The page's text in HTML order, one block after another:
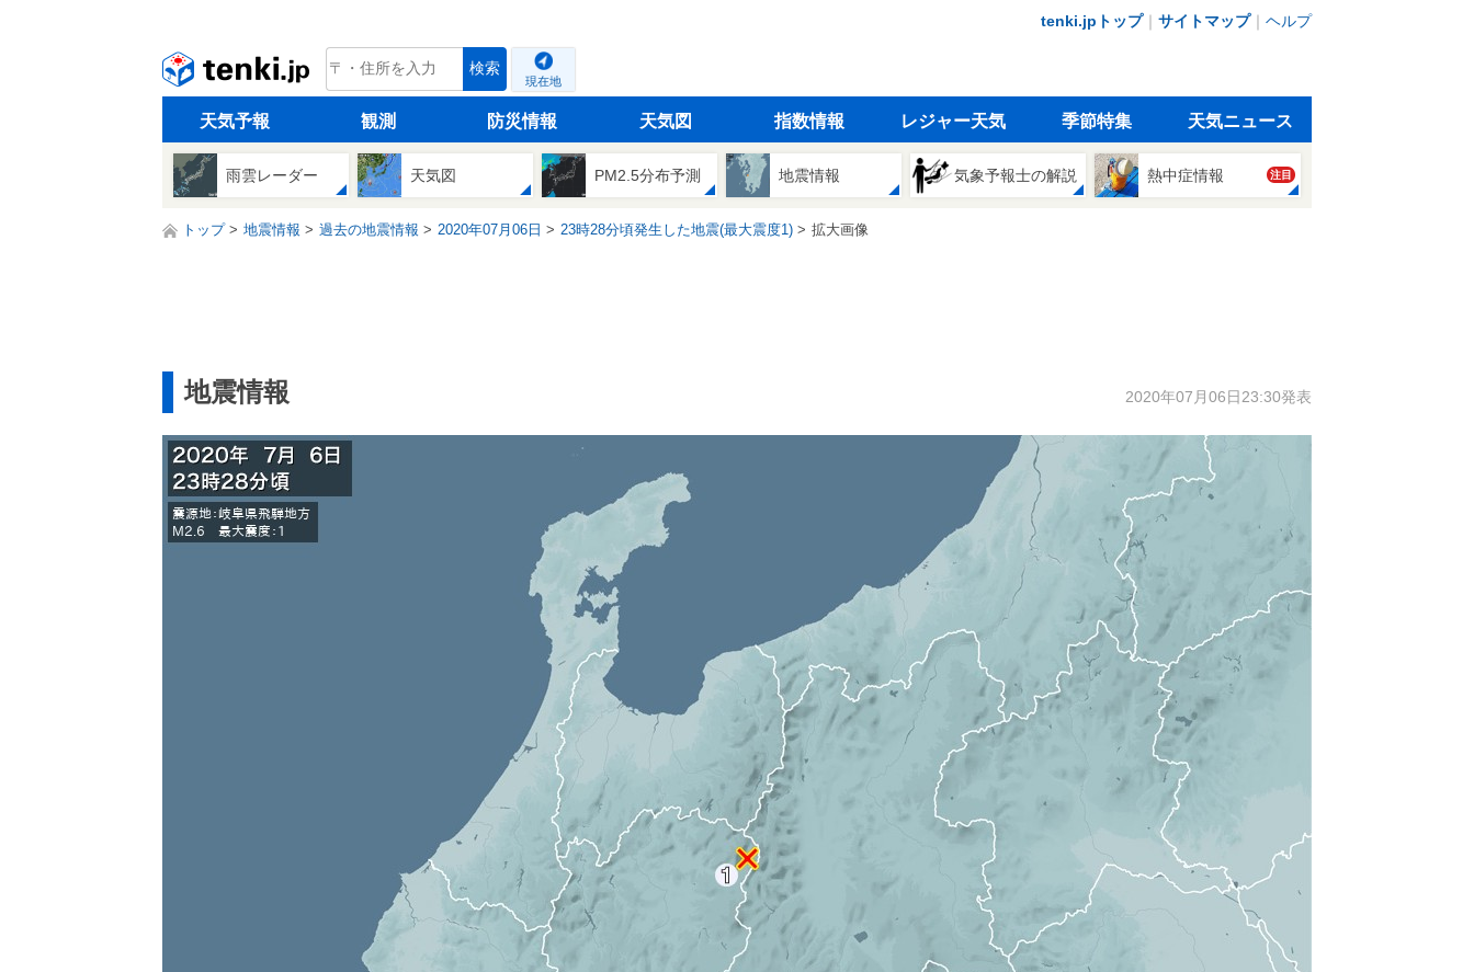
tenki.jpトップ｜ サイトマップ｜ ヘルプ
tenki.jp 検索
現在地
天気予報 観測 防災情報 天気図 指数情報 レジャー天気 季節特集 天気ニュース
雨雲レーダー 天気図 PM2.5分布予測 地震情報 気象予報士の解説 熱中症情報 注目
トップ 地震情報 過去の地震情報 2020年07月06日 23時28分頃発生した地震(最大震度1) 拡大画像
地震情報 2020年07月06日23:30発表